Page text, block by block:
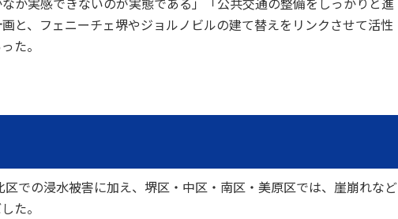
と、フェニーチェ堺やジョルノビルの建て替えをリンクさせて活性
た。
での浸水被害に加え、堺区・中区・南区・美原区では、崖崩れなど
た。